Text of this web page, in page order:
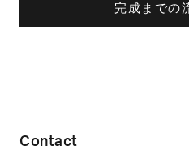
完成までの
Contact